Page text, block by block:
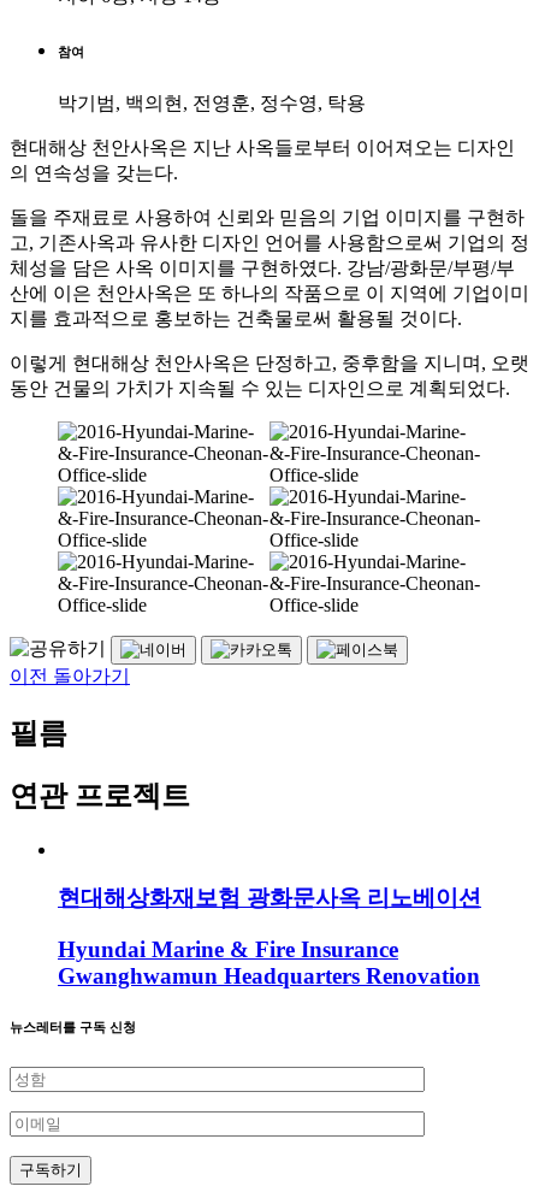
참여
박기범, 백의현, 전영훈, 정수영, 탁용
현대해상 천안사옥은 지난 사옥들로부터 이어져오는 디자인
의 연속성을 갖는다.
돌을 주재료로 사용하여 신뢰와 믿음의 기업 이미지를 구현하
고, 기존사옥과 유사한 디자인 언어를 사용함으로써 기업의 정
체성을 담은 사옥 이미지를 구현하였다. 강남/광화문/부평/부
산에 이은 천안사옥은 또 하나의 작품으로 이 지역에 기업이미
지를 효과적으로 홍보하는 건축물로써 활용될 것이다.
이렇게 현대해상 천안사옥은 단정하고, 중후함을 지니며, 오랫
동안 건물의 가치가 지속될 수 있는 디자인으로 계획되었다.
이전 돌아가기
필름
연관 프로젝트
현대해상화재보험 광화문사옥 리노베이션
Hyundai Marine & Fire Insurance
Gwanghwamun Headquarters Renovation
뉴스레터를 구독 신청